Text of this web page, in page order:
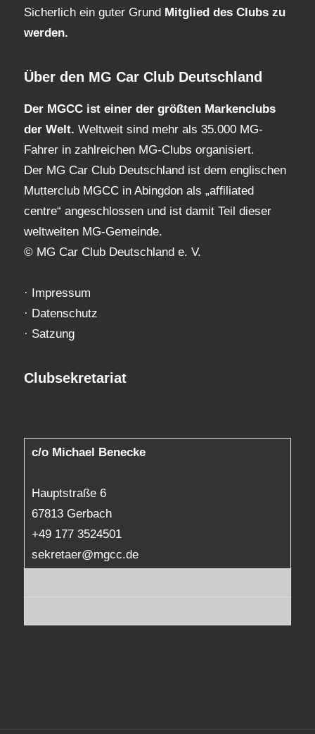
Sicherlich ein guter Grund Mitglied des Clubs zu
werden.
Über den MG Car Club Deutschland
Der MGCC ist einer der größten Markenclubs
der Welt. Weltweit sind mehr als 35.000 MG-
Fahrer in zahlreichen MG-Clubs organisiert.
Der MG Car Club Deutschland ist dem englischen
Mutterclub MGCC in Abingdon als „affiliated
centre“ angeschlossen und ist damit Teil dieser
weltweiten MG-Gemeinde.
© MG Car Club Deutschland e. V.
· Impressum
· Datenschutz
· Satzung
Clubsekretariat
c/o Michael Benecke
Hauptstraße 6
67813 Gerbach
+49 177 3524501
sekretaer@mgcc.de